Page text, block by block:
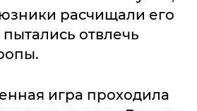
расчищали его
отвлечь
игра проходила